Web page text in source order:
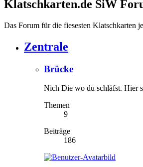
Klatschkarten.de SiW
Das Forum für die fiesesten Klatschkarten
Zentrale
Brücke
Nich Die wo du schläfst. Hier
Themen
9
Beiträge
186